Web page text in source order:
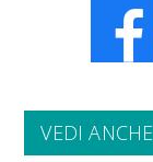
VEDI ANCHE